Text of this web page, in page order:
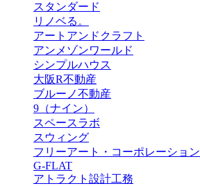
スタンダード
リノベる。
アートアンドクラフト
アンメゾンワールド
シンプルハウス
大阪R不動産
ブルーノ不動産
9（ナイン）
スペースラボ
スウィング
フリーアート・コーポレーション
G-FLAT
アトラクト設計工務